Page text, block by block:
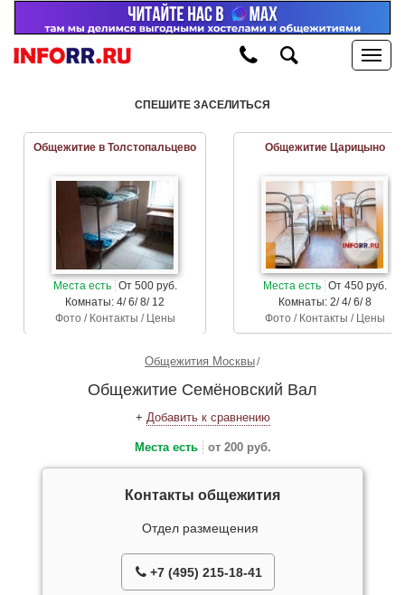
СПЕШИТЕ ЗАСЕЛИТЬСЯ
Общежитие в Толстопальцево
Места есть От 500 руб.
Комнаты: 4/ 6/ 8/ 12
Фото / Контакты / Цены
Общежитие Царицыно
Места есть От 450 руб.
Комнаты: 2/ 4/ 6/ 8
Фото / Контакты / Цены
Общежития Москвы
Общежитие Семёновский Вал
+ Добавить к сравнению
Места есть от 200 руб.
Контакты общежития
Отдел размещения
+7 (495) 215-18-41